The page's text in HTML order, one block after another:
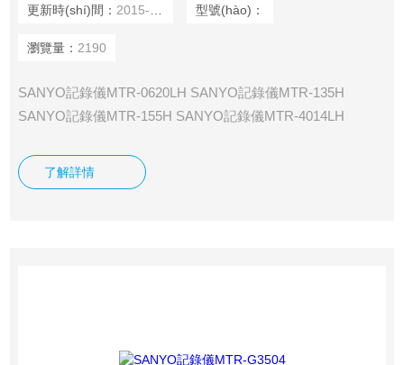
更新時(shí)間： 2015-12-09 型號(hào)：
瀏覽量： 2190
SANYO記錄儀MTR-0620LH SANYO記錄儀MTR-135H
SANYO記錄儀MTR-155H SANYO記錄儀MTR-4014LH
錄儀MTR-G3504 SANYO記錄儀MTR-G85
了解詳情